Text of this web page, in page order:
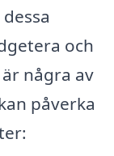
och
några av
påverka